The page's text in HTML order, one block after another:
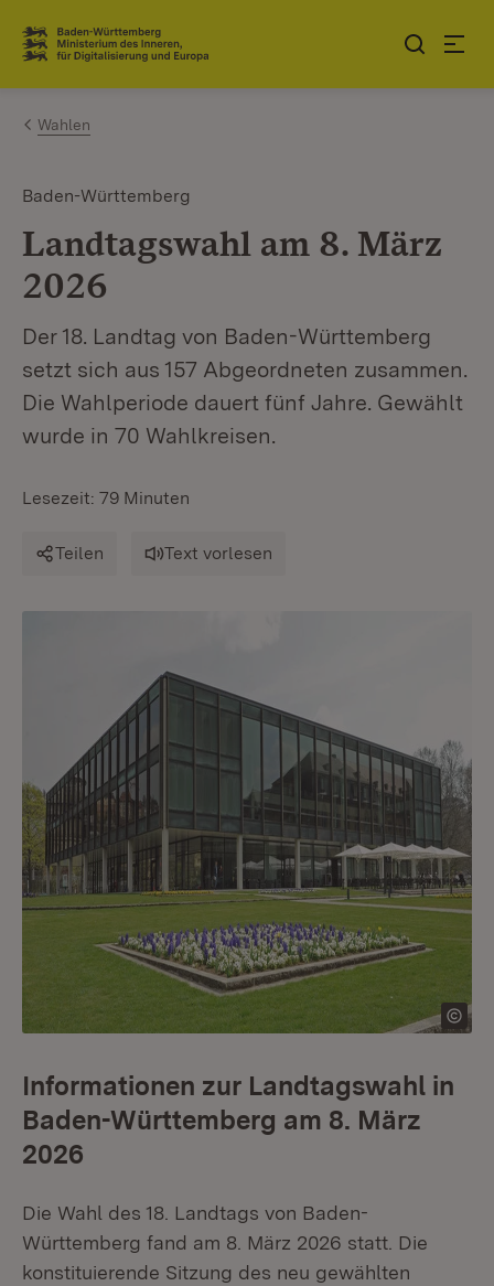
Zum Inhalt springen
Link zur Startseite
Wahlen
Baden-Württemberg
Landtagswahl am 8. März
2026
Der 18. Landtag von Baden-Württemberg
setzt sich aus 157 Abgeordneten zusammen.
Die Wahlperiode dauert fünf Jahre. Gewählt
wurde in 70 Wahlkreisen.
Lesezeit: 79 Minuten
Teilen Text vorlesen
Informationen zur Landtagswahl in
Baden-Württemberg am 8. März
2026
Die Wahl des 18. Landtags von Baden-
Württemberg fand am 8. März 2026 statt. Die
konstituierende Sitzung des neu gewählten